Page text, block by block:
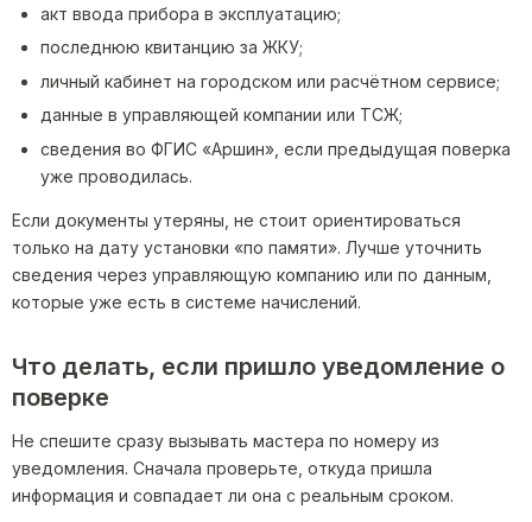
акт ввода прибора в эксплуатацию;
последнюю квитанцию за ЖКУ;
личный кабинет на городском или расчётном сервисе;
данные в управляющей компании или ТСЖ;
сведения во ФГИС «Аршин», если предыдущая поверка
уже проводилась.
Если документы утеряны, не стоит ориентироваться
только на дату установки «по памяти». Лучше уточнить
сведения через управляющую компанию или по данным,
которые уже есть в системе начислений.
Что делать, если пришло уведомление о
поверке
Не спешите сразу вызывать мастера по номеру из
уведомления. Сначала проверьте, откуда пришла
информация и совпадает ли она с реальным сроком.